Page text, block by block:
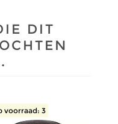
DIT
voorraad: 3